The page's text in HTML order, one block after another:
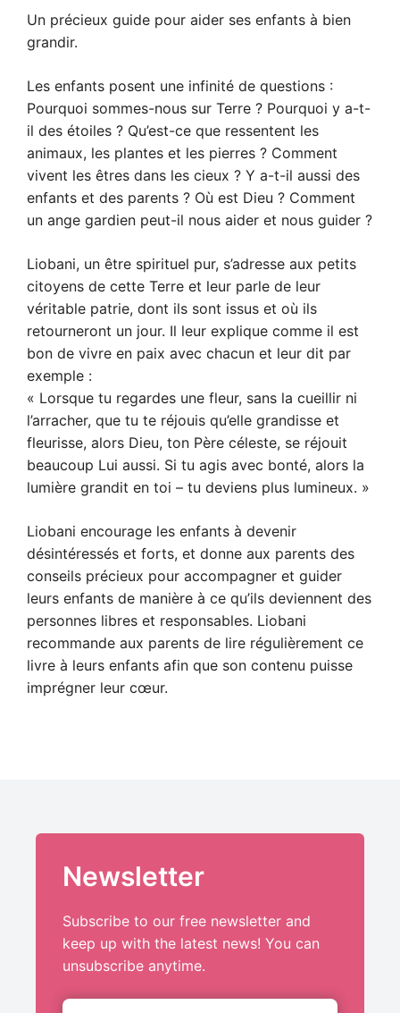
Un précieux guide pour aider ses enfants à bien
grandir.
Les enfants posent une infinité de questions :
Pourquoi sommes-nous sur Terre ? Pourquoi y a-t-
il des étoiles ? Qu’est-ce que ressentent les
animaux, les plantes et les pierres ? Comment
vivent les êtres dans les cieux ? Y a-t-il aussi des
enfants et des parents ? Où est Dieu ? Comment
un ange gardien peut-il nous aider et nous guider ?
Liobani, un être spirituel pur, s’adresse aux petits
citoyens de cette Terre et leur parle de leur
véritable patrie, dont ils sont issus et où ils
retourneront un jour. Il leur explique comme il est
bon de vivre en paix avec chacun et leur dit par
exemple :
« Lorsque tu regardes une fleur, sans la cueillir ni
l’arracher, que tu te réjouis qu’elle grandisse et
fleurisse, alors Dieu, ton Père céleste, se réjouit
beaucoup Lui aussi. Si tu agis avec bonté, alors la
lumière grandit en toi – tu deviens plus lumineux. »
Liobani encourage les enfants à devenir
désintéressés et forts, et donne aux parents des
conseils précieux pour accompagner et guider
leurs enfants de manière à ce qu’ils deviennent des
personnes libres et responsables. Liobani
recommande aux parents de lire régulièrement ce
livre à leurs enfants afin que son contenu puisse
imprégner leur cœur.
Newsletter
Subscribe to our free newsletter and
keep up with the latest news! You can
unsubscribe anytime.